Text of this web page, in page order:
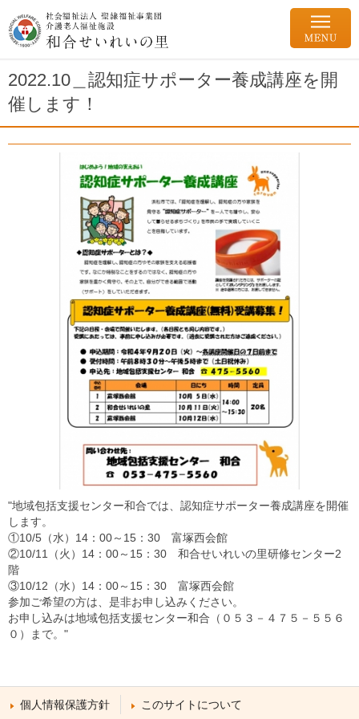
2022.10＿認知症サポーター養成講座を開
催します！
"地域包括支援センター和合では、認知症サポーター養成講座を開催
します。
①10/5（水）14：00～15：30 富塚西会館
②10/11（火）14：00～15：30 和合せいれいの里研修センター2
階
③10/12（水）14：00～15：30 富塚西会館
参加ご希望の方は、是非お申し込みください。
お申し込みは地域包括支援センター和合（０５３－４７５－５５６
０）まで。"
個人情報保護方針 このサイトについて